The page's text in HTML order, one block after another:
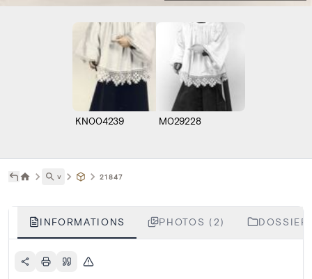
KN004239 M029228
˅ 21847
INFORMATIONS PHOTOS (2)